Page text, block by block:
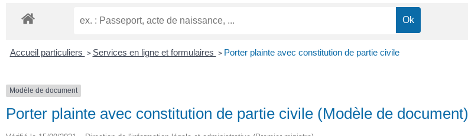
Accueil particuliers > Services en ligne et formulaires > Porter plainte avec constitution de partie civile
Modèle de document
Porter plainte avec constitution de partie civile (Modèle de document)